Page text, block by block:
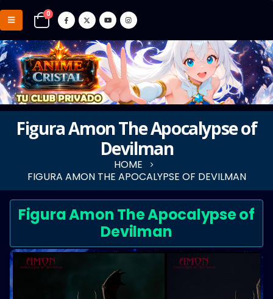
0
Figura Amon The Apocalypse of
Devilman
HOME
FIGURA AMON THE APOCALYPSE OF DEVILMAN
Figura Amon The Apocalypse of
Devilman